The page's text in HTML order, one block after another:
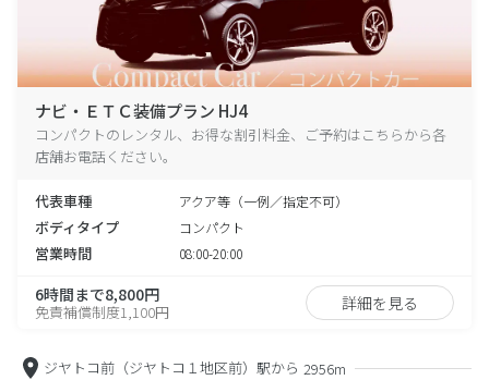
ナビ・ＥＴＣ装備プラン HJ4
コンパクトのレンタル、お得な割引料金、ご予約はこちらから各
店舗お電話ください。
代表車種 アクア等（一例／指定不可）
ボディタイプ コンパクト
営業時間 08:00-20:00
6時間まで8,800円
免責補償制度1,100円 詳細を見る
ジヤトコ前（ジヤトコ１地区前）駅から 2956m